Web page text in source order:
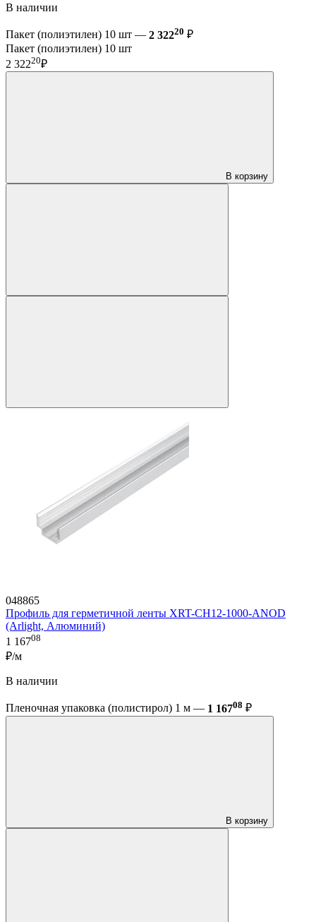
В наличии
Пакет (полиэтилен) 10 шт — 2 32220 ₽
Пакет (полиэтилен) 10 шт
2 32220₽
В корзину
048865
Профиль для герметичной ленты XRT-CH12-1000-ANOD
(Arlight, Алюминий)
1 16708
₽/м
В наличии
Пленочная упаковка (полистирол) 1 м — 1 16708 ₽
В корзину